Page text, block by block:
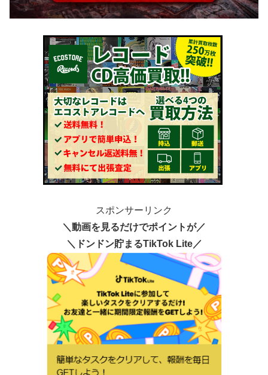
スポンサーリンク
＼動画を見るだけでポイントが／
＼ドンドン貯まるTikTok Lite／